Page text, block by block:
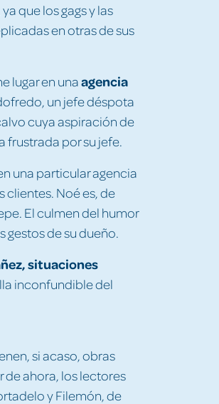
que los gags y las
en otras de sus
lugar en unaagencia
un jefe déspota
cuya aspiración de
frustrada por su jefe.
una particular agencia
Noé es, de
El culmen del humor
gestos de su dueño.
situaciones
inconfundible del
si acaso, obras
de ahora, los lectores
y Filemón, de